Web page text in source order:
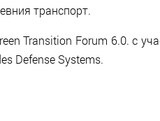
транспорт.
Transition Forum 6.0. с
Defense Systems.